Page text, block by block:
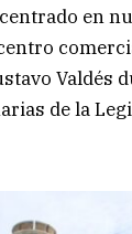
en
Valdés
de la